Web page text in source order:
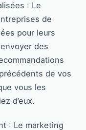
: Le
de
pour leurs
des
de vos
vous les
d’eux.
: Le marketing